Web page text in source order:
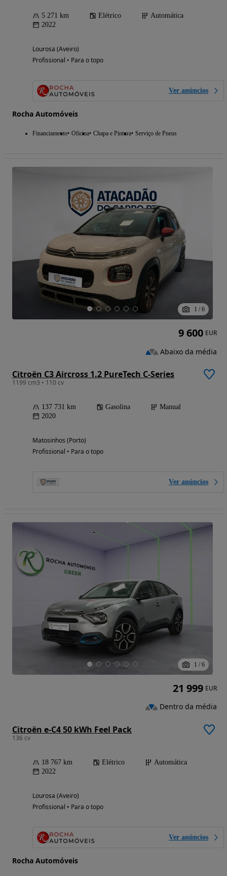
5 271 km Elétrico
Automática
2022
Lourosa (Aveiro)
Profissional • Para o topo
Ver anúncios
Rocha Automóveis
Financiamento Oficina Chapa e Pintura Serviço de Pneus
1 / 6
Citroën C3 Aircross 1.2 PureTech C-Series
1199 cm3 • 110 cv
137 731 km Gasolina
Manual
2020
Matosinhos (Porto)
Profissional • Para o topo
Ver anúncios
9 600 EUR
Abaixo da média
1 / 6
Citroën e-C4 50 kWh Feel Pack
136 cv
18 767 km Elétrico
Automática
2022
Lourosa (Aveiro)
Profissional • Para o topo
Ver anúncios
Rocha Automóveis
21 999 EUR
Dentro da média